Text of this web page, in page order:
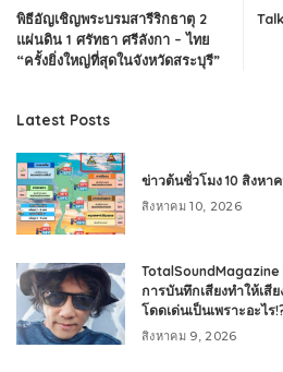
พิธีอัญเชิญพระบรมสารีริกธาตุ 2
แผ่นดิน 1 ศรัทธา ศรีลังกา – ไทย
“ครั้งยิ่งใหญ่ที่สุดในจังหวัดสระบุรี”
Latest Posts
ข่าวต้นชั่วโมง 10 สิงหา
สิงหาคม 10, 2026
TotalSoundMagazine
การบันทึกเสียงทำให้เสี
โดดเด่นเป็นเพราะอะไร
สิงหาคม 9, 2026